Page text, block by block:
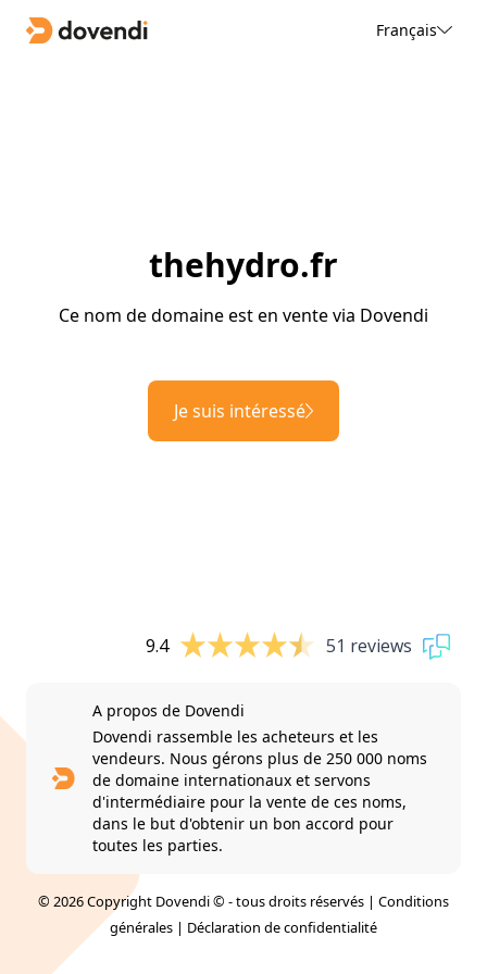
Français
thehydro.fr
Ce nom de domaine est en vente via Dovendi
Je suis intéressé
9.4 51 reviews
A propos de Dovendi
Dovendi rassemble les acheteurs et les
vendeurs. Nous gérons plus de 250 000 noms
de domaine internationaux et servons
d'intermédiaire pour la vente de ces noms,
dans le but d'obtenir un bon accord pour
toutes les parties.
© 2026 Copyright Dovendi © - tous droits réservés | Conditions
générales | Déclaration de confidentialité